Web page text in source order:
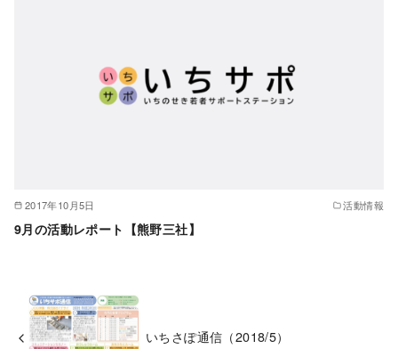
2017年10月5日 活動情報
9月の活動レポート【熊野三社】
いちさぽ通信（2018/5）